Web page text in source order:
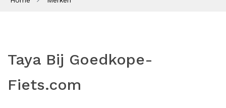
Taya Bij Goedkope-
Fiets.com